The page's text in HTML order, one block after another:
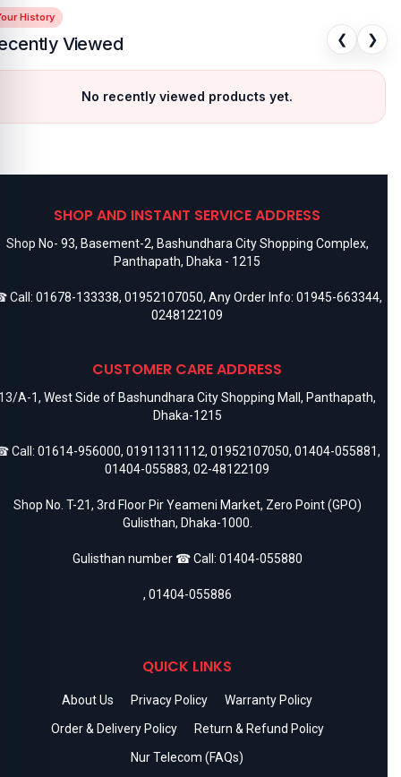
History
Viewed ❮ ❯
No recently viewed products yet.
SHOP AND INSTANT SERVICE ADDRESS
Shop No- 93, Basement-2, Bashundhara City Shopping Complex,
Panthapath, Dhaka - 1215
Call: 01678-133338, 01952107050, Any Order Info: 01945-663344,
0248122109
CUSTOMER CARE ADDRESS
A-1, West Side of Bashundhara City Shopping Mall, Panthapath,
Dhaka-1215
Call: 01614-956000, 01911311112, 01952107050, 01404-055881,
01404-055883, 02-48122109
Shop No. T-21, 3rd Floor Pir Yeameni Market, Zero Point (GPO)
Gulisthan, Dhaka-1000.
Gulisthan number ☎ Call: 01404-055880
, 01404-055886
QUICK LINKS
About Us Privacy Policy
Warranty Policy
Order & Delivery Policy
Return & Refund Policy
Nur Telecom (FAQs)